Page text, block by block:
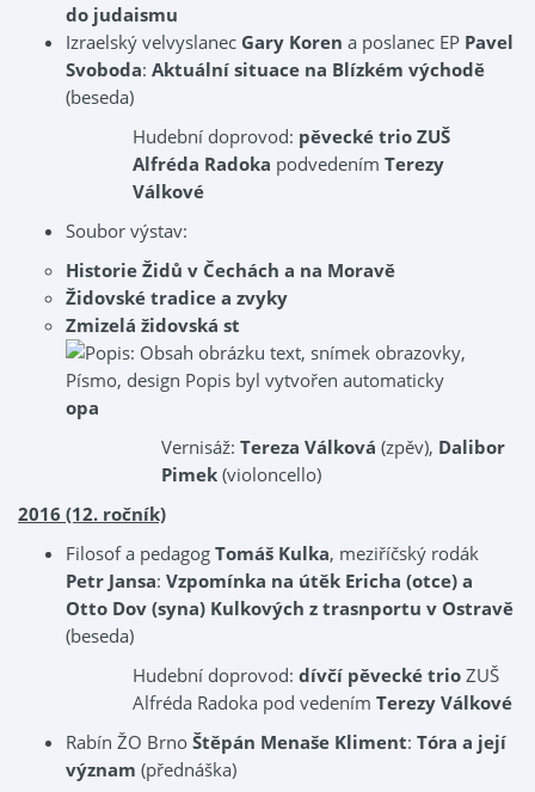
do judaismu
Izraelský velvyslanec Gary Koren a poslanec EP Pavel
Svoboda: Aktuální situace na Blízkém východě
(beseda)
Hudební doprovod: pěvecké trio ZUŠ
Alfréda Radoka podvedením Terezy
Válkové
Soubor výstav:
Historie Židů v Čechách a na Moravě
Židovské tradice a zvyky
Zmizelá židovská st
opa
Vernisáž: Tereza Válková (zpěv), Dalibor
Pimek(violoncello)
2016 (12. ročník)
Filosof a pedagog Tomáš Kulka, meziříčský rodák
Petr Jansa: Vzpomínka na útěk Ericha (otce) a
Otto Dov (syna) Kulkových z trasnportu v Ostravě
(beseda)
Hudební doprovod: dívčí pěvecké trio ZUŠ
Alfréda Radoka pod vedením Terezy Válkové
Rabín ŽO Brno Štěpán Menaše Kliment: Tóra a její
význam (přednáška)